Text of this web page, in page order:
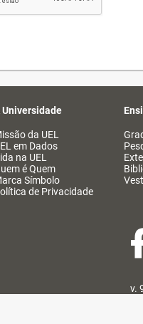
Universidade
da UEL
em Dados
na UEL
é Quem
Símbolo
de Privacidade
v.